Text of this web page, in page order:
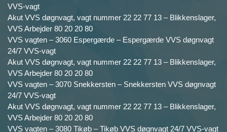
VVS-vagt
Akut VVS døgnvagt, vagt nummer 22 22 77 13 – Blikkenslager,
VVS Arbejder 80 20 20 80
VVS vagten – 3060 Espergærde – Espergærde VVS døgnvagt
24/7 VVS-vagt
Akut VVS døgnvagt, vagt nummer 22 22 77 13 – Blikkenslager,
VVS Arbejder 80 20 20 80
VVS vagten – 3070 Snekkersten – Snekkersten VVS døgnvagt
24/7 VVS-vagt
Akut VVS døgnvagt, vagt nummer 22 22 77 13 – Blikkenslager,
VVS Arbejder 80 20 20 80
VVS vagten – 3080 Tikøb – Tikøb VVS døgnvagt 24/7 VVS-vagt